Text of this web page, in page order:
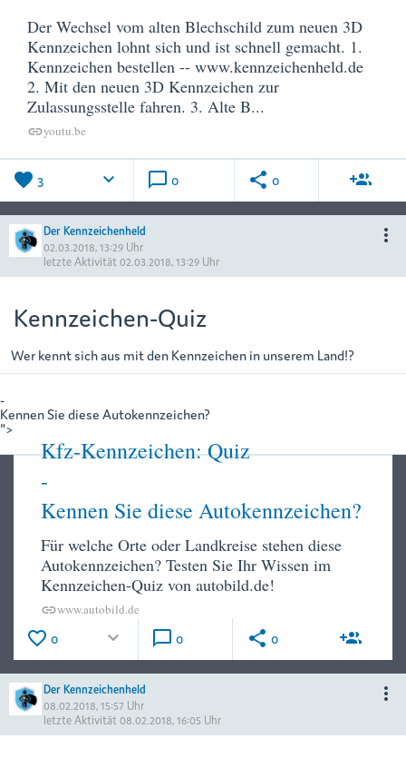
Der Wechsel vom alten Blechschild zum neuen 3D
Kennzeichen lohnt sich und ist schnell gemacht. 1.
Kennzeichen bestellen -- www.kennzeichenheld.de
2. Mit den neuen 3D Kennzeichen zur
Zulassungsstelle fahren. 3. Alte B...
linkyoutu.be
favorite 3 keyboard_arrow_down chat_bubble_outline 0 share 0 group_add
more_vert
Der Kennzeichenheld
02.03.2018, 13:29 Uhr
letzte Aktivität 02.03.2018, 13:29 Uhr
Kennzeichen-Quiz
Wer kennt sich aus mit den Kennzeichen in unserem Land!?
-
Kennen Sie diese Autokennzeichen?
">
Kfz-Kennzeichen: Quiz
-
Kennen Sie diese Autokennzeichen?
Für welche Orte oder Landkreise stehen diese
Autokennzeichen? Testen Sie Ihr Wissen im
Kennzeichen-Quiz von autobild.de!
linkwww.autobild.de
favorite_border 0 keyboard_arrow_down chat_bubble_outline 0 share 0 group_add
more_vert
Der Kennzeichenheld
08.02.2018, 15:57 Uhr
letzte Aktivität 08.02.2018, 16:05 Uhr